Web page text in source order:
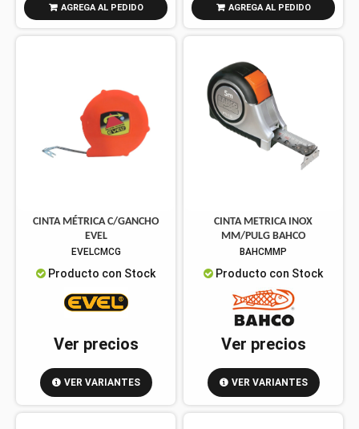
AGREGA AL PEDIDO AGREGA AL PEDIDO
CINTA MÉTRICA C/GANCHO
EVEL
EVELCMCG
Producto con Stock
Ver precios
VER VARIANTES
CINTA METRICA INOX
MM/PULG BAHCO
BAHCMMP
Producto con Stock
Ver precios
VER VARIANTES